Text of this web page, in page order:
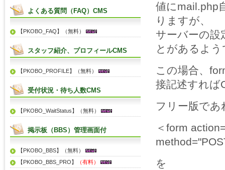
値にmail.php
りますが、
サーバーの設
とがあるよう
この場合、
接記述すれば
フリー版であ
＜form
を
よくある質問（FAQ）CMS
【PKOBO_FAQ】（無料）
スタッフ紹介、プロフィールCMS
【PKOBO_PROFILE】（無料）
受付状況・待ち人数CMS
【PKOBO_WaitStatus】（無料）
掲示板（BBS）管理画面付
【PKOBO_BBS】（無料）
【PKOBO_BBS_PRO】
（有料）